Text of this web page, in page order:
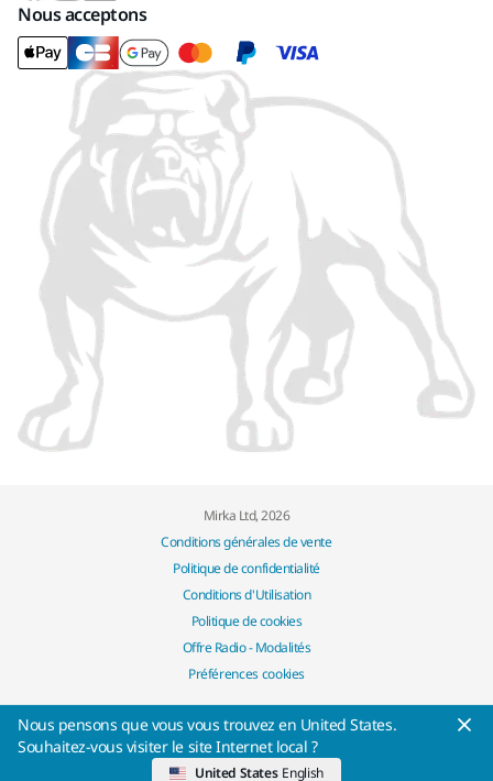
Nous acceptons
Mirka Ltd, 2026
Conditions générales de vente
Politique de confidentialité
Conditions d'Utilisation
Politique de cookies
Offre Radio - Modalités
Préférences cookies
Nous pensons que vous vous trouvez en United States.
Souhaitez-vous visiter le site Internet local ?
United States English